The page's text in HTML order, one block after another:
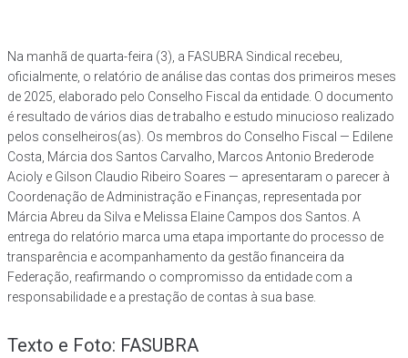
Na manhã de quarta-feira (3), a FASUBRA Sindical recebeu,
oficialmente, o relatório de análise das contas dos primeiros meses
de 2025, elaborado pelo Conselho Fiscal da entidade. O documento
é resultado de vários dias de trabalho e estudo minucioso realizado
pelos conselheiros(as). Os membros do Conselho Fiscal — Edilene
Costa, Márcia dos Santos Carvalho, Marcos Antonio Brederode
Acioly e Gilson Claudio Ribeiro Soares — apresentaram o parecer à
Coordenação de Administração e Finanças, representada por
Márcia Abreu da Silva e Melissa Elaine Campos dos Santos. A
entrega do relatório marca uma etapa importante do processo de
transparência e acompanhamento da gestão financeira da
Federação, reafirmando o compromisso da entidade com a
responsabilidade e a prestação de contas à sua base.
Texto e Foto: FASUBRA